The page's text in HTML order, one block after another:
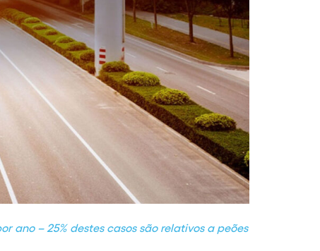
ano – 25% destes casos são relativos a peões